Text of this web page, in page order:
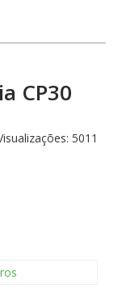
CP30
5011